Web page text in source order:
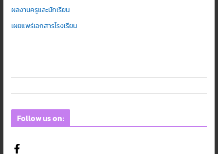
ผลงานครูและนักเรียน
เผยแพร่เอกสารโรงเรียน
Follow us on: